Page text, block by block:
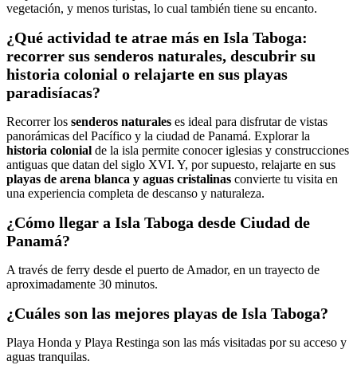
vegetación, y menos turistas, lo cual también tiene su encanto.
¿Qué actividad te atrae más en Isla Taboga:
recorrer sus senderos naturales, descubrir su
historia colonial o relajarte en sus playas
paradisíacas?
Recorrer los senderos naturales es ideal para disfrutar de vistas
panorámicas del Pacífico y la ciudad de Panamá. Explorar la
historia colonial de la isla permite conocer iglesias y construcciones
antiguas que datan del siglo XVI. Y, por supuesto, relajarte en sus
playas de arena blanca y aguas cristalinas convierte tu visita en
una experiencia completa de descanso y naturaleza.
¿Cómo llegar a Isla Taboga desde Ciudad de
Panamá?
A través de ferry desde el puerto de Amador, en un trayecto de
aproximadamente 30 minutos.
¿Cuáles son las mejores playas de Isla Taboga?
Playa Honda y Playa Restinga son las más visitadas por su acceso y
aguas tranquilas.